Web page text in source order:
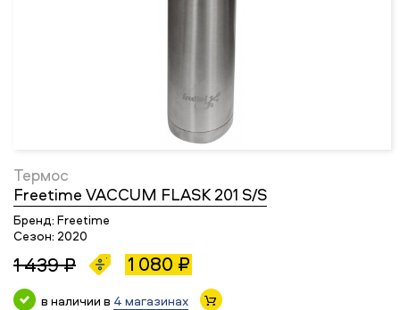
Термос
Freetime VACCUM FLASK 201 S/S
Бренд: Freetime
Сезон: 2020
1 439 ₽ 1 080 ₽
в наличии в 4 магазинах